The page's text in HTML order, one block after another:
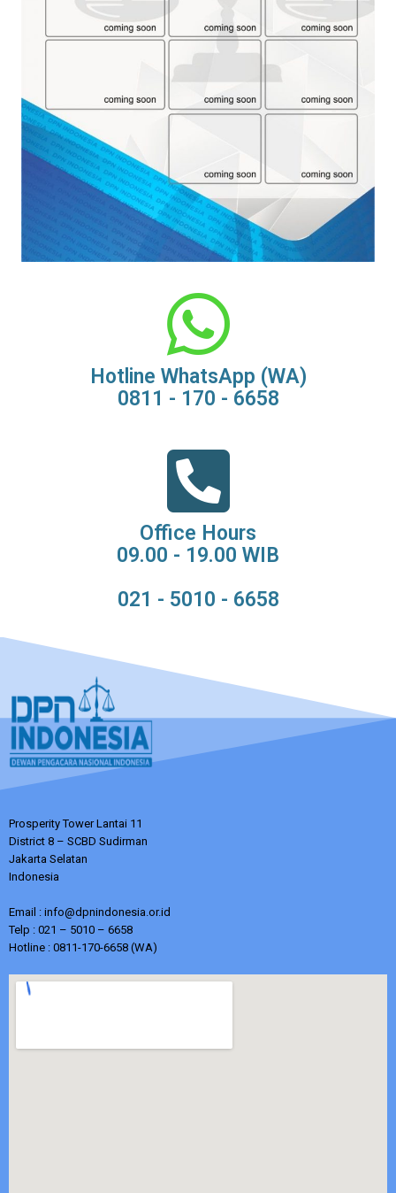
Hotline WhatsApp (WA)
0811 - 170 - 6658
Office Hours
09.00 - 19.00 WIB
021 - 5010 - 6658
Prosperity Tower Lantai 11
District 8 – SCBD Sudirman
Jakarta Selatan
Indonesia
Email : info@dpnindonesia.or.id
Telp : 021 – 5010 – 6658
Hotline : 0811-170-6658 (WA)